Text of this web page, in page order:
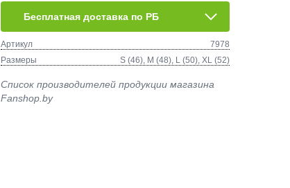
Бесплатная доставка по РБ
Артикул
7978
Размеры
S (46), M (48), L (50), XL (52)
Список производителей продукции магазина
Fanshop.by